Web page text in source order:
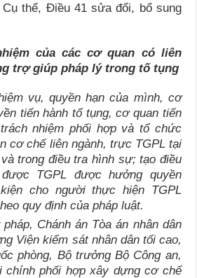
thể, Điều 41 sửa đổi, bổ sung
của các cơ quan có liên
trợ giúp pháp lý trong tố tụng
vụ, quyền hạn của mình, cơ
tiến hành tố tụng, cơ quan tiến
nhiệm phối hợp và tổ chức
cơ chế liên ngành, trực TGPL tại
trong điều tra hình sự; tạo điều
TGPL được hưởng quyền
cho người thực hiện TGPL
quy định của pháp luật.
Chánh án Tòa án nhân dân
Viện kiểm sát nhân dân tối cao,
phòng, Bộ trưởng Bộ Công an,
chính phối hợp xây dựng cơ chế